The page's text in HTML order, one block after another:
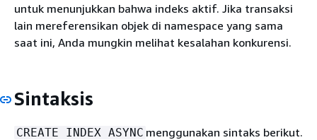
untuk menunjukkan bahwa indeks aktif. Jika transaksi
lain mereferensikan objek di namespace yang sama
saat ini, Anda mungkin melihat kesalahan konkurensi.
Sintaksis
CREATE INDEX ASYNC menggunakan sintaks berikut.